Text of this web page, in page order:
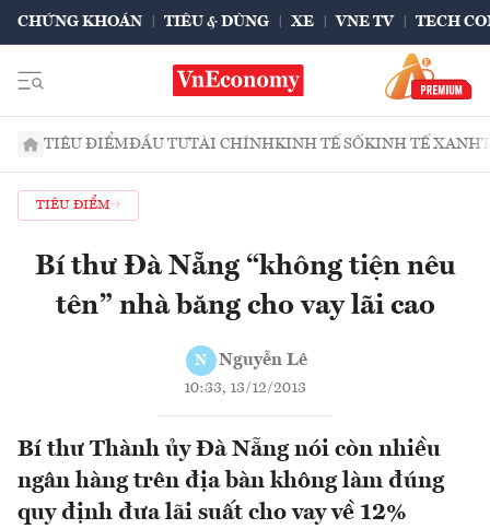
CHỨNG KHOÁN TIÊU & DÙNG XE VNE TV TECH
TIÊU ĐIỂMĐẦU TƯTÀI CHÍNHKINH TẾ SỐKINH TẾ XANH
TIÊU ĐIỂM
Bí thư Đà Nẵng “không tiện nêu
tên” nhà băng cho vay lãi cao
N Nguyễn Lê
10:33, 13/12/2013
Bí thư Thành ủy Đà Nẵng nói còn nhiều
ngân hàng trên địa bàn không làm đúng
quy định đưa lãi suất cho vay về 12%